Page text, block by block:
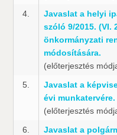
4.
Javaslat a helyi
szóló 9/2015. (VI.
önkormányzati
módosítására.
(előterjesztés
5.
Javaslat a
évi munkatervére.
(előterjesztés
6.
Javaslat a